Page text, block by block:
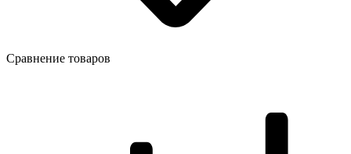
Сравнение товаров